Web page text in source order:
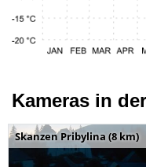
Kameras in
Skanzen Pribylina (8 km)